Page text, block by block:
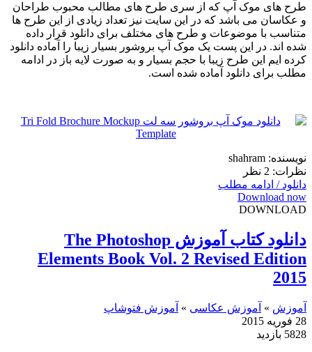
طرح های موک آپ که از سری طرح های مطالب محبوب طراحان
و عکاسان می باشد که در این سایت نیز تعداد زیادی از این طرح ها
متناسب با موضوعات و طرح های مختلف برای دانلود قرار داده
شده اند. در این پست یک موک آپ بروشور بسیار زیبا را آماده دانلود
کرده ایم این طرح زیبا با حجم بسیار و به صورت لایه باز در ادامه
مطلب برای دانلود آماده شده است.
نویسنده: shahram
نظرات: 2 نظر
دانلود / ادامه مطلب
Download now
DOWNLOAD
دانلود کتاب آموزش The Photoshop
Elements Book Vol. 2 Revised Edition
2015
آموزش » آموزش عکاسی » آموزش فتوشاپ
28 فوریه 2015
5828 بازدید